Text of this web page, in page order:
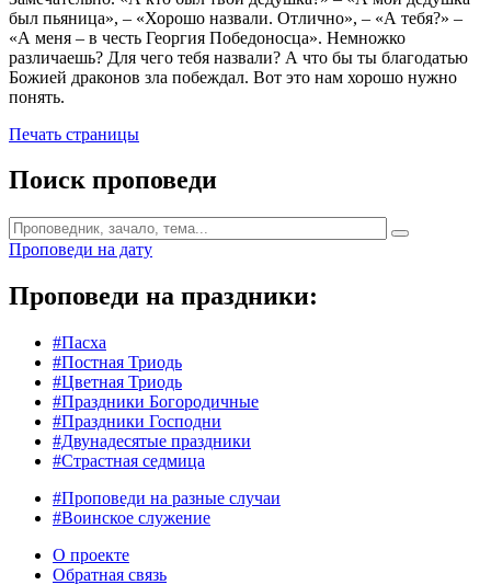
был пьяница», – «Хорошо назвали. Отлично», – «А тебя?» –
«А меня – в честь Георгия Победоносца». Немножко
различаешь? Для чего тебя назвали? А что бы ты благодатью
Божией драконов зла побеждал. Вот это нам хорошо нужно
понять.
Печать страницы
Поиск проповеди
Проповеди на дату
Проповеди на праздники:
#Пасха
#Постная Триодь
#Цветная Триодь
#Праздники Богородичные
#Праздники Господни
#Двунадесятые праздники
#Страстная седмица
#Проповеди на разные случаи
#Воинское служение
О проекте
Обратная связь